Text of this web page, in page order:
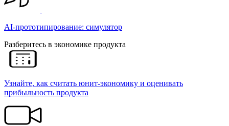
AI-прототипирование: симулятор
Разберитесь в экономике продукта
Узнайте, как считать юнит-экономику и оценивать
прибыльность продукта